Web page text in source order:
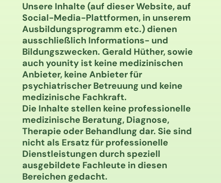
Unsere Inhalte (auf dieser Website, auf
Social-Media-Plattformen, in unserem
Ausbildungsprogramm etc.) dienen
ausschließlich Informations- und
Bildungszwecken. Gerald Hüther, sowie
auch younity ist keine medizinischen
Anbieter, keine Anbieter für
psychiatrischer Betreuung und keine
medizinische Fachkraft.
Die Inhalte stellen keine professionelle
medizinische Beratung, Diagnose,
Therapie oder Behandlung dar. Sie sind
nicht als Ersatz für professionelle
Dienstleistungen durch speziell
ausgebildete Fachleute in diesen
Bereichen gedacht.